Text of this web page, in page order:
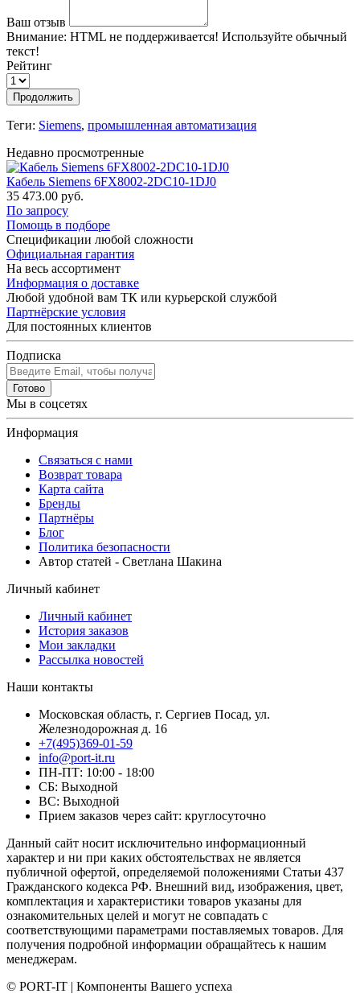
Ваш отзыв
Внимание: HTML не поддерживается! Используйте обычный
текст!
Рейтинг
Продолжить
Теги: Siemens, промышленная автоматизация
Недавно просмотренные
Кабель Siemens 6FX8002-2DC10-1DJ0
35 473.00 руб.
По запросу
Помощь в подборе
Спецификации любой сложности
Официальная гарантия
На весь ассортимент
Информация о доставке
Любой удобной вам ТК или курьерской службой
Партнёрские условия
Для постоянных клиентов
Подписка
Готово
Мы в соцсетях
Информация
Связаться с нами
Возврат товара
Карта сайта
Бренды
Партнёры
Блог
Политика безопасности
Автор статей - Светлана Шакина
Личный кабинет
Личный кабинет
История заказов
Мои закладки
Рассылка новостей
Наши контакты
Московская область, г. Сергиев Посад, ул.
Железнодорожная д. 16
+7(495)369-01-59
info@port-it.ru
ПН-ПТ: 10:00 - 18:00
СБ: Выходной
ВС: Выходной
Прием заказов через сайт: круглосуточно
Данный сайт носит исключительно информационный
характер и ни при каких обстоятельствах не является
публичной офертой, определяемой положениями Статьи 437
Гражданского кодекса РФ. Внешний вид, изображения, цвет,
комплектация и характеристики товаров указаны для
ознакомительных целей и могут не совпадать с
соответствующими параметрами поставляемых товаров. Для
получения подробной информации обращайтесь к нашим
менеджерам.
© PORT-IT | Компоненты Вашего успеха